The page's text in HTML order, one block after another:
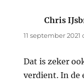
Chris
11 september 2021
Dat is zeker
verdient. In de